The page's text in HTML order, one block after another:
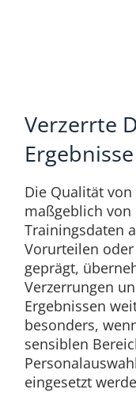
Verzerrte
Ergebnisse
Die Qualität
maßgeblich
Trainingsdaten
Vorurteilen
geprägt,
Verzerrungen
Ergebnissen
besonders,
sensiblen
eingesetzt